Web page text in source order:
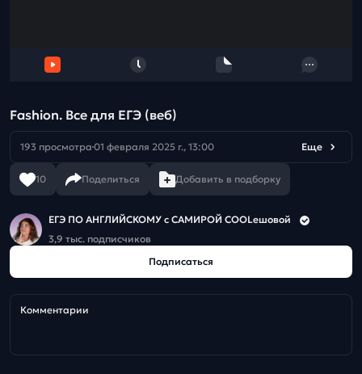
Fashion. Все для ЕГЭ (веб)
193 просмотра 01 февраля 2025 г., 13:00 Еще
10 Поделиться Добавить в подборку
ЕГЭ ПО АНГЛИЙСКОМУ с САМИРОЙ COOLешовой
3,9 тыс. подписчиков
Подписаться
Комментарии